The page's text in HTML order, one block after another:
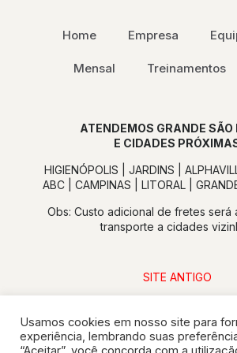
Home Empresa
Mensal Treinamentos
ATENDEMOS GRANDE SÃO
E CIDADES
HIGIENÓPOLIS | JARDINS |
ABC | CAMPINAS | LITORAL |
Obs: Custo adicional de fretes será
transporte a cidades
SITE ANTIGO
Usamos cookies em nosso site para
experiência, lembrando suas